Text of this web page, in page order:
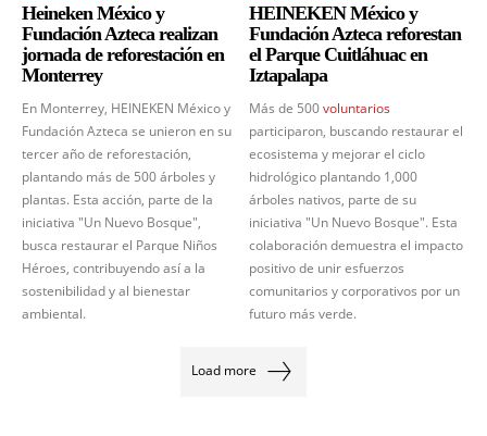
Heineken México y
Fundación Azteca realizan
jornada de reforestación en
Monterrey
En Monterrey, HEINEKEN México y
Fundación Azteca se unieron en su
tercer año de reforestación,
plantando más de 500 árboles y
plantas. Esta acción, parte de la
iniciativa "Un Nuevo Bosque",
busca restaurar el Parque Niños
Héroes, contribuyendo así a la
sostenibilidad y al bienestar
ambiental.
HEINEKEN México y
Fundación Azteca reforestan
el Parque Cuitláhuac en
Iztapalapa
Más de 500voluntarios
participaron, buscando restaurar el
ecosistema y mejorar el ciclo
hidrológico plantando 1,000
árboles nativos, parte de su
iniciativa "Un Nuevo Bosque". Esta
colaboración demuestra el impacto
positivo de unir esfuerzos
comunitarios y corporativos por un
futuro más verde.
Load more